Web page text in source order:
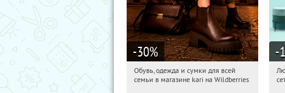
-30%
08:30:50 Получили:
Обувь, одежда и сумки для всей
семьи в магазине kari на Wildberries
-